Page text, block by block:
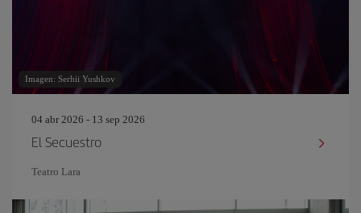
Imagen: Serhii Yushkov
04 abr 2026 - 13 sep 2026
El Secuestro
Teatro Lara